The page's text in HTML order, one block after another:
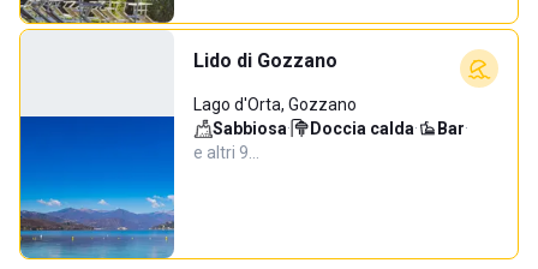
Lido di Gozzano
Lago d'Orta, Gozzano
Sabbiosa· Doccia calda· Bar·
e altri 9…